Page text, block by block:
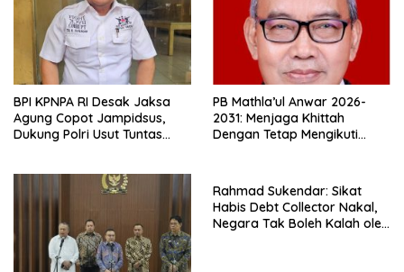
BPI KPNPA RI Desak Jaksa
Agung Copot Jampidsus,
Dukung Polri Usut Tuntas
PB Mathla’ul Anwar 2026-
2031: Menjaga Khittah
Dengan Tetap Mengikuti
Rahmad Sukendar: Sikat
Habis Debt Collector Nakal,
Negara Tak Boleh Kalah oleh